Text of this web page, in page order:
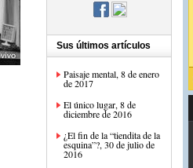
Sus últimos artículos
Paisaje mental, 8 de enero
de 2017
El único lugar, 8 de
diciembre de 2016
¿El fin de la “tiendita de la
esquina”?, 30 de julio de
2016